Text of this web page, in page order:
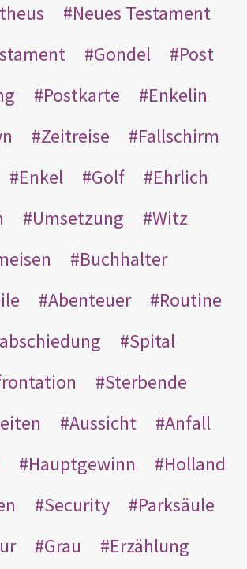
Neues Testament
Gondel
Post
Postkarte
Enkelin
Zeitreise
Fallschirm
Enkel Golf
Ehrlich
Umsetzung
Witz
Buchhalter
Abenteuer
Routine
Spital
Sterbende
Aussicht
Anfall
Hauptgewinn
Holland
Security
Parksäule
Grau Erzählung